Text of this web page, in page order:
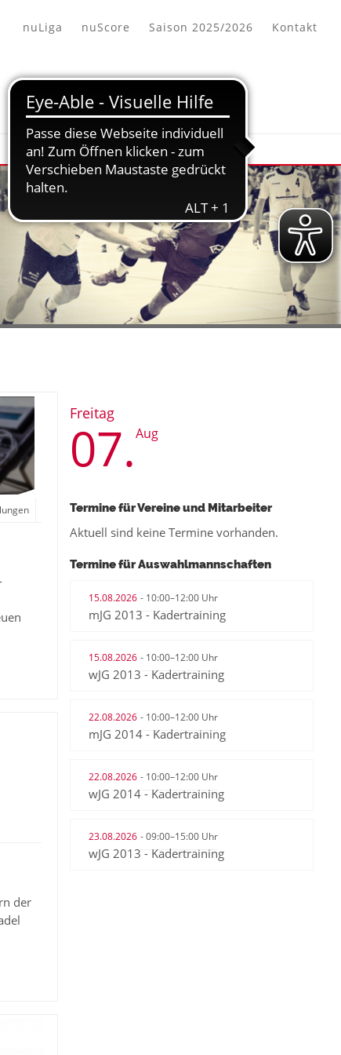
nuLiga nuScore Saison 2025/2026 Kontakt
der
Freitag
07.Aug
Termine für Vereine und Mitarbeiter
Aktuell sind keine Termine vorhanden.
Termine für Auswahlmannschaften
15.08.2026 - 10:00–12:00 Uhr
mJG 2013 - Kadertraining
15.08.2026 - 10:00–12:00 Uhr
wJG 2013 - Kadertraining
22.08.2026 - 10:00–12:00 Uhr
mJG 2014 - Kadertraining
22.08.2026 - 10:00–12:00 Uhr
wJG 2014 - Kadertraining
23.08.2026 - 09:00–15:00 Uhr
wJG 2013 - Kadertraining